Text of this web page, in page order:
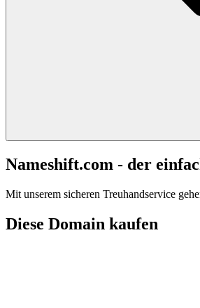
Nameshift.com - der
Mit unserem sicheren Treuhandservice
Diese Domain kaufen